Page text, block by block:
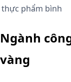
thực phẩm bình
Ngành
vàng